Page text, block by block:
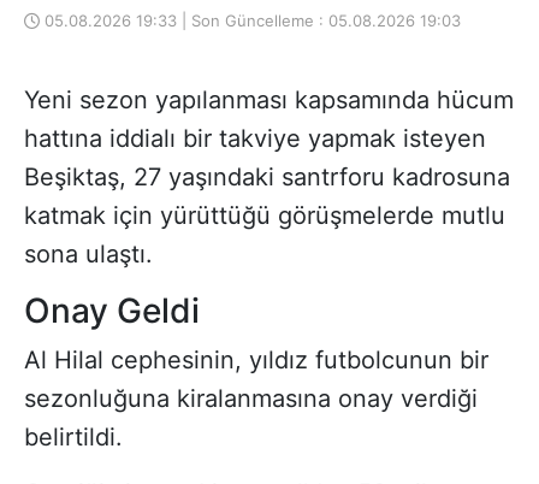
05.08.2026 19:33 | Son Güncelleme : 05.08.2026 19:03
Yeni sezon yapılanması kapsamında hücum
hattına iddialı bir takviye yapmak isteyen
Beşiktaş, 27 yaşındaki santrforu kadrosuna
katmak için yürüttüğü görüşmelerde mutlu
sona ulaştı.
Onay Geldi
Al Hilal cephesinin, yıldız futbolcunun bir
sezonluğuna kiralanmasına onay verdiği
belirtildi.